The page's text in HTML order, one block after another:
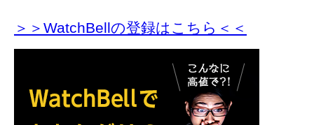
＞＞WatchBellの登録はこちら＜＜